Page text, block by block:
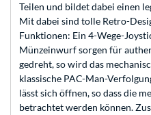
Teilen und bildet dabei einen
Mit dabei sind tolle Retro-
Funktionen: Ein 4-Wege-
Münzeinwurf sorgen für
gedreht, so wird das
klassische PAC-Man-
lässt sich öffnen, so dass die
betrachtet werden können.